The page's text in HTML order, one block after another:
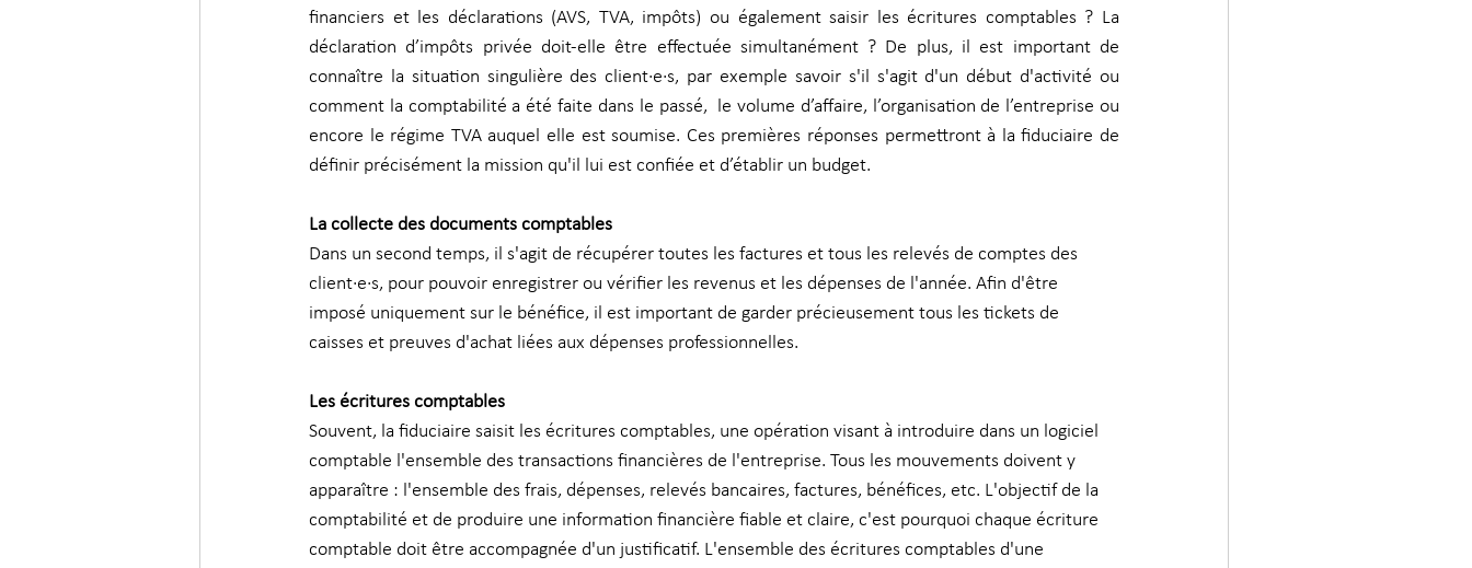
financiers et les déclarations (AVS, TVA, impôts) ou également saisir les écritures comptables ? La
déclaration d’impôts privée doit-elle être effectuée simultanément ? De plus, il est important de
connaître la situation singulière des client·e·s, par exemple savoir s'il s'agit d'un début d'activité ou
comment la comptabilité a été faite dans le passé,  le volume d’affaire, l’organisation de l’entreprise ou
encore le régime TVA auquel elle est soumise. Ces premières réponses permettront à la fiduciaire de
définir précisément la mission qu'il lui est confiée et d’établir un budget.
La collecte des documents comptables
Dans un second temps, il s'agit de récupérer toutes les factures et tous les relevés de comptes des
client·e·s, pour pouvoir enregistrer ou vérifier les revenus et les dépenses de l'année. Afin d'être
imposé uniquement sur le bénéfice, il est important de garder précieusement tous les tickets de
caisses et preuves d'achat liées aux dépenses professionnelles.
Les écritures comptables
Souvent, la fiduciaire saisit les écritures comptables, une opération visant à introduire dans un logiciel
comptable l'ensemble des transactions financières de l'entreprise. Tous les mouvements doivent y
apparaître : l'ensemble des frais, dépenses, relevés bancaires, factures, bénéfices, etc. L'objectif de la
comptabilité et de produire une information financière fiable et claire, c'est pourquoi chaque écriture
comptable doit être accompagnée d'un justificatif. L'ensemble des écritures comptables d'une